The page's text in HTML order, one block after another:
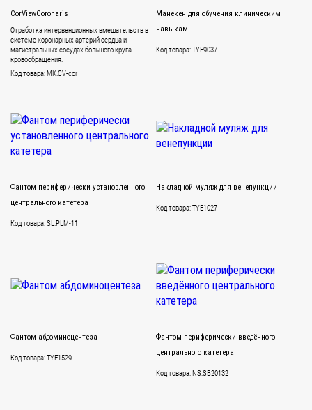
CorViewCoronaris
Отработка интервенционных вмешательств в
системе коронарных артерий сердца и
магистральных сосудах большого круга
кровообращения.
Код товара: MK.CV-cor
Манекен для обучения клиническим
навыкам
Код товара: TYE9037
Фантом периферически установленного
центрального катетера
Код товара: SL.PLM-11
Накладной муляж для венепункции
Код товара: TYE1027
Фантом абдоминоцентеза
Код товара: TYE1529
Фантом периферически введённого
центрального катетера
Код товара: NS.SB20132